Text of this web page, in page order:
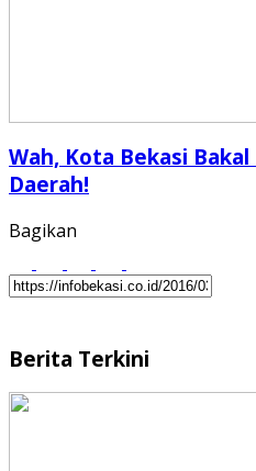
Wah, Kota Bekasi
Daerah!
Bagikan
Berita Terkini